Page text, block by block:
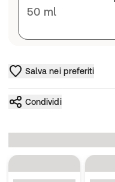
50 ml
Salva nei preferiti
Condividi